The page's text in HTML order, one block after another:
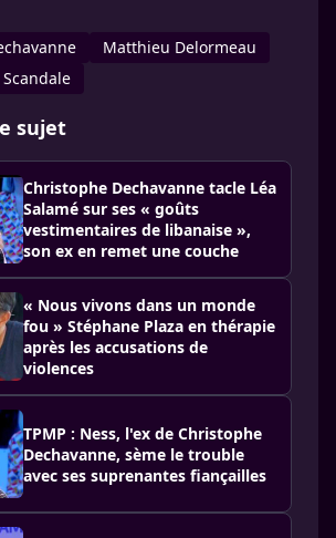
Matthieu Delormeau
Scandale
sujet
Christophe Dechavanne tacle Léa
Salamé sur ses « goûts
vestimentaires de libanaise »,
son ex en remet une couche
« Nous vivons dans un monde
fou » Stéphane Plaza en thérapie
après les accusations de
violences
TPMP : Ness, l'ex de Christophe
Dechavanne, sème le trouble
avec ses suprenantes fiançailles